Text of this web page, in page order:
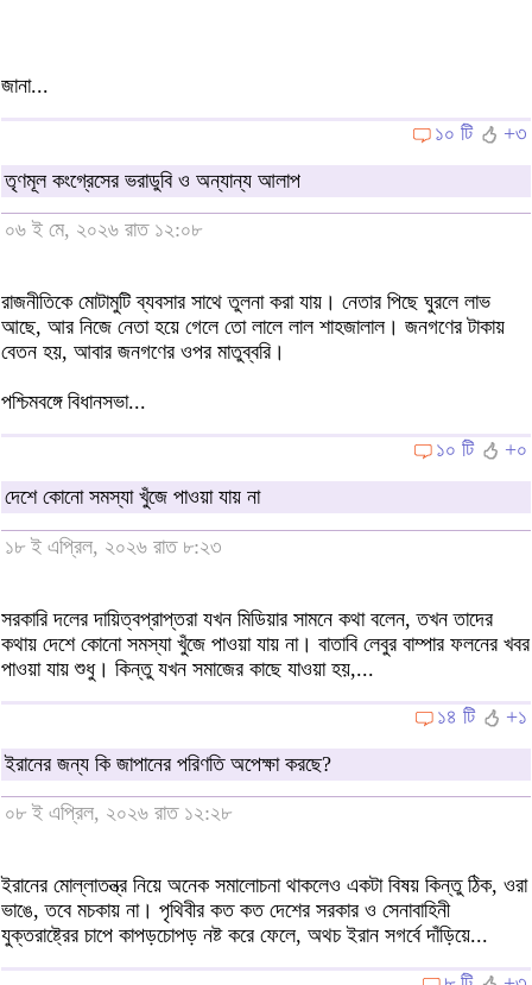
জানা...
১০ টি
+৩
তৃণমূল কংগ্রেসের ভরাডুবি ও অন্যান্য আলাপ
০৬ ই মে, ২০২৬ রাত ১২:০৮
রাজনীতিকে মোটামুটি ব্যবসার সাথে তুলনা করা যায়। নেতার পিছে ঘুরলে লাভ
আছে, আর নিজে নেতা হয়ে গেলে তো লালে লাল শাহজালাল। জনগণের টাকায়
বেতন হয়, আবার জনগণের ওপর মাতুব্বরি।
পশ্চিমবঙ্গে বিধানসভা...
১০ টি
+০
দেশে কোনো সমস্যা খুঁজে পাওয়া যায় না
১৮ ই এপ্রিল, ২০২৬ রাত ৮:২৩
সরকারি দলের দায়িত্বপ্রাপ্তরা যখন মিডিয়ার সামনে কথা বলেন, তখন তাদের
কথায় দেশে কোনো সমস্যা খুঁজে পাওয়া যায় না। বাতাবি লেবুর বাম্পার ফলনের খবর
পাওয়া যায় শুধু। কিন্তু যখন সমাজের কাছে যাওয়া হয়,...
১৪ টি
+১
ইরানের জন্য কি জাপানের পরিণতি অপেক্ষা করছে?
০৮ ই এপ্রিল, ২০২৬ রাত ১২:২৮
ইরানের মোল্লাতন্ত্র নিয়ে অনেক সমালোচনা থাকলেও একটা বিষয় কিন্তু ঠিক, ওরা
ভাঙে, তবে মচকায় না। পৃথিবীর কত কত দেশের সরকার ও সেনাবাহিনী
যুক্তরাষ্ট্রের চাপে কাপড়চোপড় নষ্ট করে ফেলে, অথচ ইরান সগর্বে দাঁড়িয়ে...